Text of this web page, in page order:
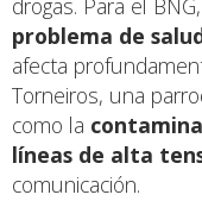
drogas. Para el
problema de
afecta
Torneiros, una
como la
líneas de alta
comunicación.